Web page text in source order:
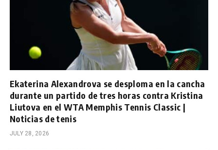
Ekaterina Alexandrova se desploma en la cancha
durante un partido de tres horas contra Kristina
Liutova en el WTA Memphis Tennis Classic |
Noticias de tenis
JULY 28, 2026